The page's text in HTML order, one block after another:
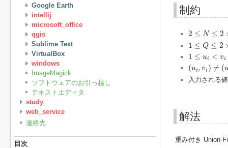
Google Earth
intellij
microsoft_office
qgis
Sublime Text
VirtualBox
windows
ImageMagick
ソフトウェアのお引っ越し
テキストエディタ
study
web_service
連絡先
目次
制約
2 ≤ N ≤ 2
2 ≤2 105
1 ≤ Q ≤ 2
≤2 10
1 ≤ ui < vi
1 u ≤N
(ui, vi ) ≠ (
(u ≠ j v
入力される
解法
重み付き Union-